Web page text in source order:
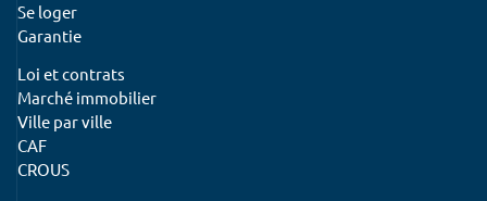
Se loger
Garantie
Loi et contrats
Marché immobilier
Ville par ville
CAF
CROUS